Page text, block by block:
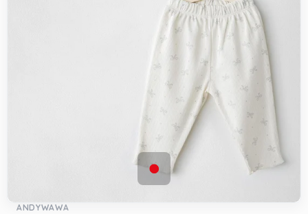
ANDYWAWA